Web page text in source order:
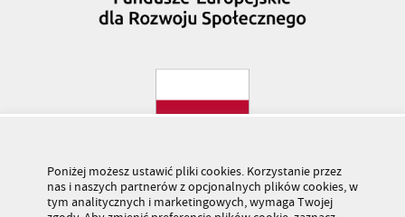
Poniżej możesz ustawić pliki cookies. Korzystanie przez
nas i naszych partnerów z opcjonalnych plików cookies, w
tym analitycznych i marketingowych, wymaga Twojej